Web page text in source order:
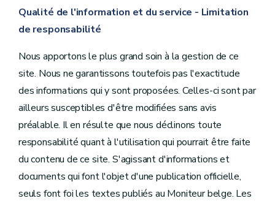
Qualité de l'information et du service - Limitation
de responsabilité
Nous apportons le plus grand soin à la gestion de ce
site. Nous ne garantissons toutefois pas l'exactitude
des informations qui y sont proposées. Celles-ci sont par
ailleurs susceptibles d'être modifiées sans avis
préalable. Il en résulte que nous déclinons toute
responsabilité quant à l'utilisation qui pourrait être faite
du contenu de ce site. S'agissant d'informations et
documents qui font l'objet d'une publication officielle,
seuls font foi les textes publiés au Moniteur belge. Les